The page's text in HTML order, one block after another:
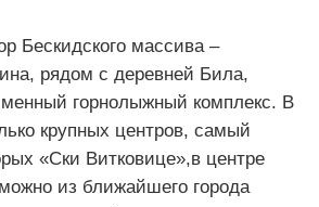
Бескидского массива –
рядом с деревней Била,
горнолыжный комплекс. В
крупных центров, самый
«Ски Витковице»,в центре
из ближайшего города